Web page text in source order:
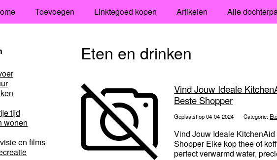
Toevoegen Linktegoed kopen Artikelen Alle
Eten en drinken
Vind Jouw Ideale
Beste Shopper
Geplaatst op 04-04-2024 Categorie:
Vind Jouw Ideale
Shopper Elke kop thee of
perfect verwarmd water,
tijd
wonen
en films